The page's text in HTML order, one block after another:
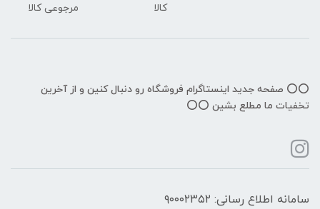
کالا
مرجوعی کالا
⭕️⭕️ صفحه جدید اینستاگرام فروشگاه رو دنبال کنین و از آخرین
تخفیات ما مطلع بشین ⭕️⭕️
سامانه اطلاع رسانی: ۹۰۰۰۲۳۵۲